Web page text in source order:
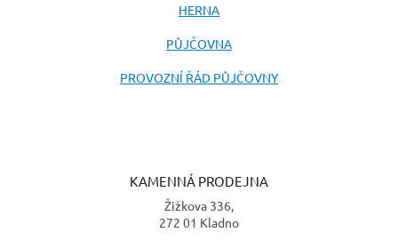
HERNA
PŮJČOVNA
PROVOZNÍ ŘÁD PŮJČOVNY
KAMENNÁ PRODEJNA
Žižkova 336,
272 01 Kladno